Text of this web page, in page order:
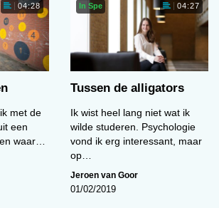
04:28
met de
een
waar…
In Spe 04:27
Tussen de alligators
Ik wist heel lang niet wat ik
wilde studeren. Psychologie
vond ik erg interessant, maar
op…
Jeroen van Goor
01/02/2019